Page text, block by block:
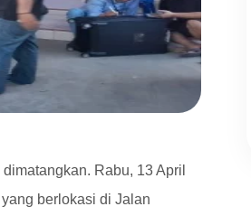
Rabu, 13 April
berlokasi di Jalan